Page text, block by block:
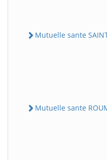
Mutuelle sante
Mutuelle sante